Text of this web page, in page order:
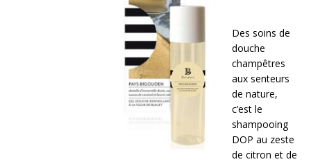
Des soins de
douche
champêtres
aux senteurs
de nature,
c’est le
shampooing
DOP au zeste
de citron et de